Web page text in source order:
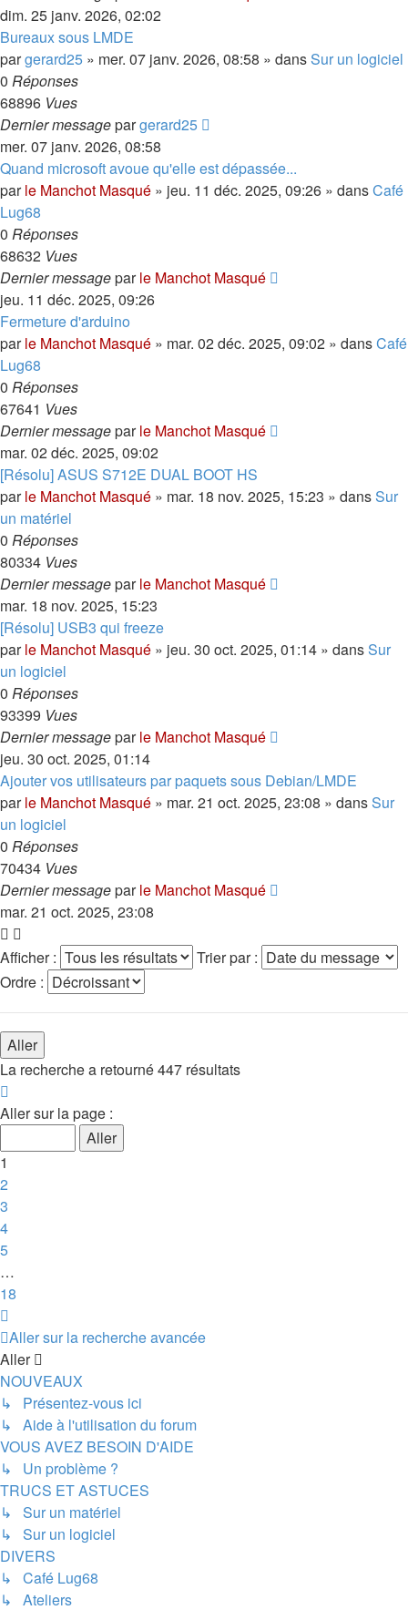
dim. 25 janv. 2026, 02:02
Bureaux sous LMDE
pargerard25 » mer. 07 janv. 2026, 08:58 » dansSur un logiciel
0 Réponses
68896 Vues
Dernier messagepargerard25
mer. 07 janv. 2026, 08:58
Quand microsoft avoue qu'elle est dépassée...
parle Manchot Masqué » jeu. 11 déc. 2025, 09:26 » dansCafé
Lug68
0 Réponses
68632 Vues
Dernier messageparle Manchot Masqué
jeu. 11 déc. 2025, 09:26
Fermeture d'arduino
parle Manchot Masqué » mar. 02 déc. 2025, 09:02 » dansCafé
Lug68
0 Réponses
67641 Vues
Dernier messageparle Manchot Masqué
mar. 02 déc. 2025, 09:02
[Résolu] ASUS S712E DUAL BOOT HS
parle Manchot Masqué » mar. 18 nov. 2025, 15:23 » dansSur
un matériel
0 Réponses
80334 Vues
Dernier messageparle Manchot Masqué
mar. 18 nov. 2025, 15:23
[Résolu] USB3 qui freeze
parle Manchot Masqué » jeu. 30 oct. 2025, 01:14 » dansSur
un logiciel
0 Réponses
93399 Vues
Dernier messageparle Manchot Masqué
jeu. 30 oct. 2025, 01:14
Ajouter vos utilisateurs par paquets sous Debian/LMDE
parle Manchot Masqué » mar. 21 oct. 2025, 23:08 » dansSur
un logiciel
0 Réponses
70434 Vues
Dernier messageparle Manchot Masqué
mar. 21 oct. 2025, 23:08
Afficher :
Trier par :
Ordre :
La recherche a retourné 447 résultats
1
18
Aller sur la page :
1
2
3
4
5
…
18
Aller sur la recherche avancée
Aller
NOUVEAUX
↳ Présentez-vous ici
↳ Aide à l'utilisation du forum
VOUS AVEZ BESOIN D'AIDE
↳ Un problème ?
TRUCS ET ASTUCES
↳ Sur un matériel
↳ Sur un logiciel
DIVERS
↳ Café Lug68
↳ Ateliers